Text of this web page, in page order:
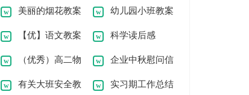
教学反思 用5篇）
美丽的烟花教案 幼儿园小班教案
《大苹果》
【优】语文教案
8篇
科学读后感
（优秀）高二物
理知识点总结15篇
企业中秋慰问信
有关大班安全教 实习期工作总结